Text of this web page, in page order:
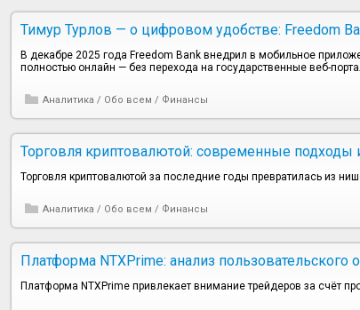
Тимур Турлов — о цифровом удобстве: Freedom
В декабре 2025 года Freedom Bank внедрил в мобильное
полностью онлайн — без перехода на государственные веб-
Аналитика / Обо всем / Финансы
Торговля криптовалютой: современные подходы
Торговля криптовалютой за последние годы превратилась из
Аналитика / Обо всем / Финансы
Платформа NTXPrime: анализ
Платформа NTXPrime привлекает внимание трейдеров за счёт